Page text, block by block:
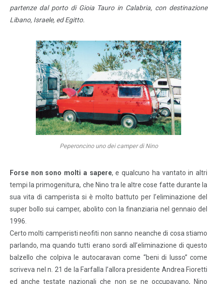
partenze dal porto di Gioia Tauro in Calabria, con destinazione
Libano, Israele, ed Egitto.
Peperoncino uno dei camper di Nino
Forse non sono molti a sapere, e qualcuno ha vantato in altri
tempi la primogenitura, che Nino tra le altre cose fatte durante la
sua vita di camperista si è molto battuto per l’eliminazione del
super bollo sui camper, abolito con la finanziaria nel gennaio del
1996.
Certo molti camperisti neofiti non sanno neanche di cosa stiamo
parlando, ma quando tutti erano sordi all’eliminazione di questo
balzello che colpiva le autocaravan come “beni di lusso” come
scriveva nel n. 21 de la Farfalla l’allora presidente Andrea Fioretti
ed anche testate nazionali che non se ne occupavano, Nino